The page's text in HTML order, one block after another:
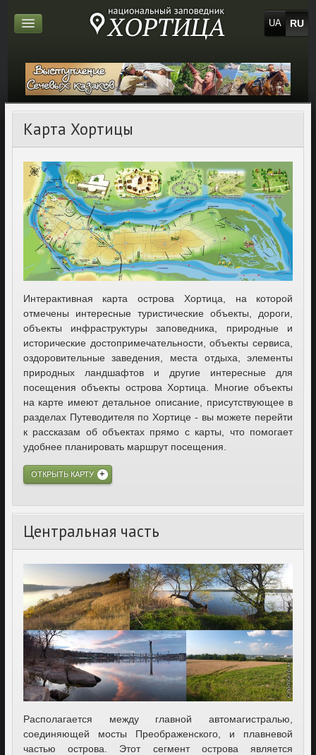
UA RU
Карта Хортицы
Интерактивная карта острова Хортица, на которой
отмечены интересные туристические объекты, дороги,
объекты инфраструктуры заповедника, природные и
исторические достопримечательности, объекты сервиса,
оздоровительные заведения, места отдыха, элементы
природных ландшафтов и другие интересные для
посещения объекты острова Хортица. Многие объекты
на карте имеют детальное описание, присутствующее в
разделах Путеводителя по Хортице - вы можете перейти
к рассказам об объектах прямо с карты, что помогает
удобнее планировать маршрут посещения.
ОТКРЫТЬ КАРТУ
Центральная часть
Располагается между главной автомагистралью,
соединяющей мосты Преображенского, и плавневой
частью острова. Этот сегмент острова является